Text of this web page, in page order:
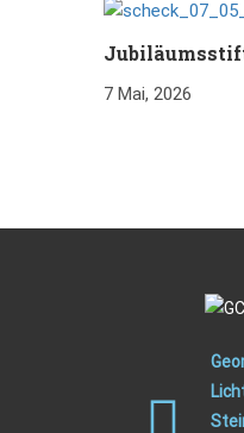
7 Mai, 2026